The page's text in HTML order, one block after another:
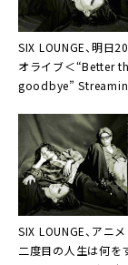
SIX LOUNGE、明日
オライブ＜“Better
goodbye”
SIX LOUNGE、アニメ
二度目の人生は何を